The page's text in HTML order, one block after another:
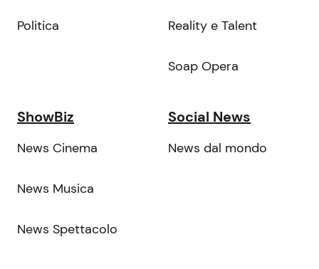
Politica Reality e Talent
Soap Opera
ShowBiz
News Cinema
News Musica
News Spettacolo
Social News
News dal mondo